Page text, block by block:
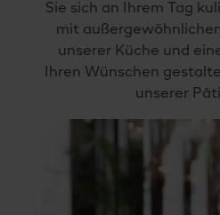
Sie sich an Ihrem Tag
mit
unserer Küche und
Ihren Wünschen
unserer